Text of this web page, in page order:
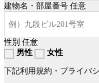
建物名・部屋番号 任意
性別 任意
男性
女性
下記利用規約・プライバ